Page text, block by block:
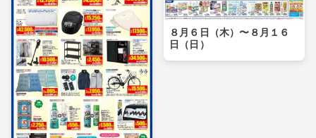
８月６日（木）〜８月１６
日（日）